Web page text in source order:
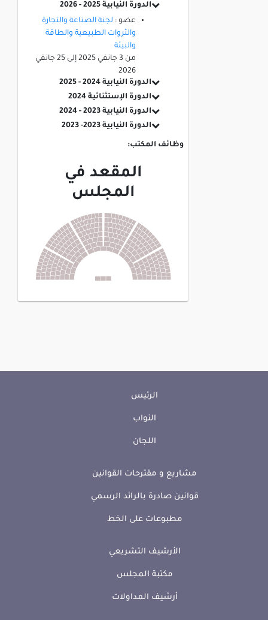
الدورة النيابية 2025 - 2026
عضو : لجنة الصناعة والتجارة
والثروات الطبيعية والطاقة
والبيئة
من 3 جانفي 2025 إلى
25 جانفي
2026
الدورة النيابية 2024 - 2025
الدورة الإستثنائية 2024
الدورة النيابية 2023 - 2024
الدورة النيابية 2023- 2023
وظائف المكتب:
المقعد في
المجلس
الرئيس
النواب
اللجان
مشاريع و مقترحات القوانين
قوانين صادرة بالرائد الرسمي
مطبوعات على الخط
الأرشيف التشريعي
مكتبة المجلس
أرشيف المداولات